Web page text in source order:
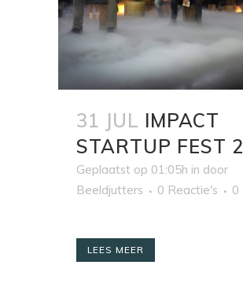
31 JUL IMPACT
STARTUP FEST 2
Geplaatst op 01:05h in door
Beeldjutters
0 Reactie's 0
LEES MEER